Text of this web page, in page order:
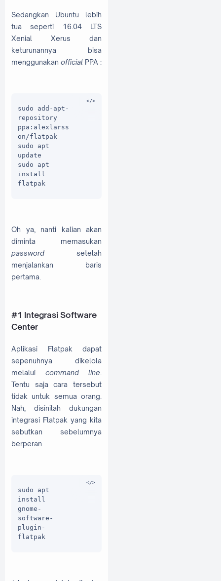
Sedangkan Ubuntu lebih
tua seperti 16.04 LTS
Xenial Xerus dan
keturunannya bisa
menggunakan official PPA :
sudo add-apt-
repository
ppa:alexlarss
on/flatpak
sudo apt
update
sudo apt
install
flatpak
Oh ya, nanti kalian akan
diminta memasukan
password setelah
menjalankan baris
pertama.
#1 Integrasi Software
Center
Aplikasi Flatpak dapat
sepenuhnya dikelola
melalui command line.
Tentu saja cara tersebut
tidak untuk semua orang.
Nah, disinilah dukungan
integrasi Flatpak yang kita
sebutkan sebelumnya
berperan.
sudo apt
install
gnome-
software-
plugin-
flatpak